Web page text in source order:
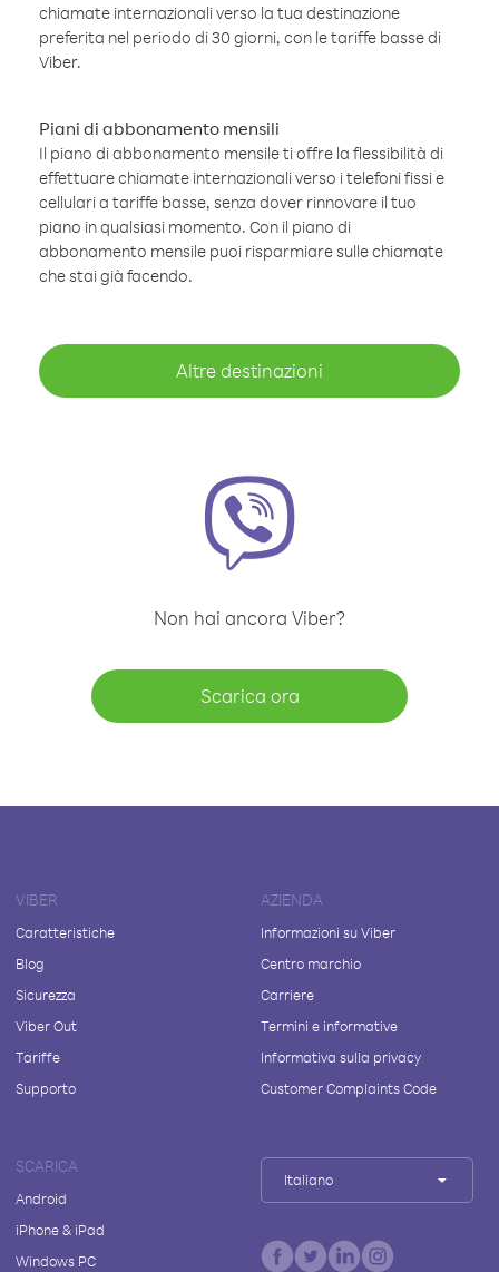
chiamate internazionali verso la tua destinazione
preferita nel periodo di 30 giorni, con le tariffe basse di
Viber.
Piani di abbonamento mensili
Il piano di abbonamento mensile ti offre la flessibilità di
effettuare chiamate internazionali verso i telefoni fissi e
cellulari a tariffe basse, senza dover rinnovare il tuo
piano in qualsiasi momento. Con il piano di
abbonamento mensile puoi risparmiare sulle chiamate
che stai già facendo.
Altre destinazioni
Non hai ancora Viber?
Scarica ora
VIBER
Caratteristiche
Blog
Sicurezza
Viber Out
Tariffe
Supporto
AZIENDA
Informazioni su Viber
Centro marchio
Carriere
Termini e informative
Informativa sulla privacy
Customer Complaints Code
SCARICA
Android
iPhone & iPad
Windows PC
Italiano